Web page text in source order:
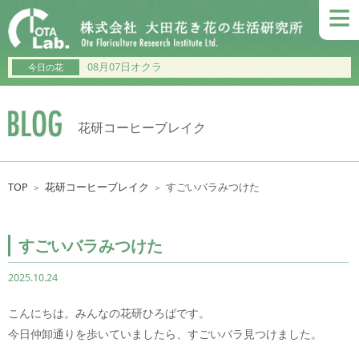
≡
今日の花 08月07日オクラ
花研コーヒーブレイク
TOP ＞ 花研コーヒーブレイク ＞ すごいバラみつけた
すごいバラみつけた
2025.10.24
こんにちは。みんなの花研ひろばです。
今日仲卸通りを歩いていましたら、すごいバラ見つけました。